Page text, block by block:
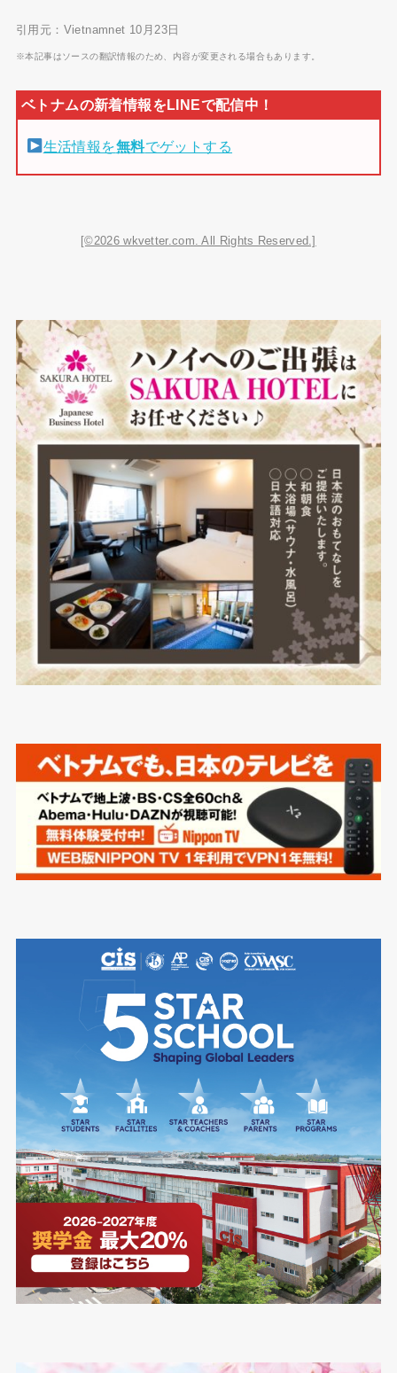
引用元：Vietnamnet 10月23日
※本記事はソースの翻訳情報のため、内容が変更される場合もあります。
生活情報を無料でゲットする
[©2026 wkvetter.com. All Rights Reserved.]